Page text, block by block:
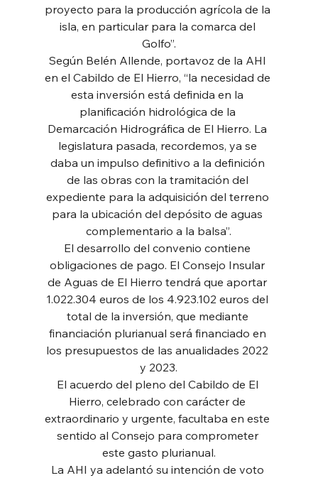
proyecto para la producción agrícola de la
isla, en particular para la comarca del
Golfo”.
Según Belén Allende, portavoz de la AHI
en el Cabildo de El Hierro, “la necesidad de
esta inversión está definida en la
planificación hidrológica de la
Demarcación Hidrográfica de El Hierro. La
legislatura pasada, recordemos, ya se
daba un impulso definitivo a la definición
de las obras con la tramitación del
expediente para la adquisición del terreno
para la ubicación del depósito de aguas
complementario a la balsa”.
El desarrollo del convenio contiene
obligaciones de pago. El Consejo Insular
de Aguas de El Hierro tendrá que aportar
1.022.304 euros de los 4.923.102 euros del
total de la inversión, que mediante
financiación plurianual será financiado en
los presupuestos de las anualidades 2022
y 2023.
El acuerdo del pleno del Cabildo de El
Hierro, celebrado con carácter de
extraordinario y urgente, facultaba en este
sentido al Consejo para comprometer
este gasto plurianual.
La AHI ya adelantó su intención de voto